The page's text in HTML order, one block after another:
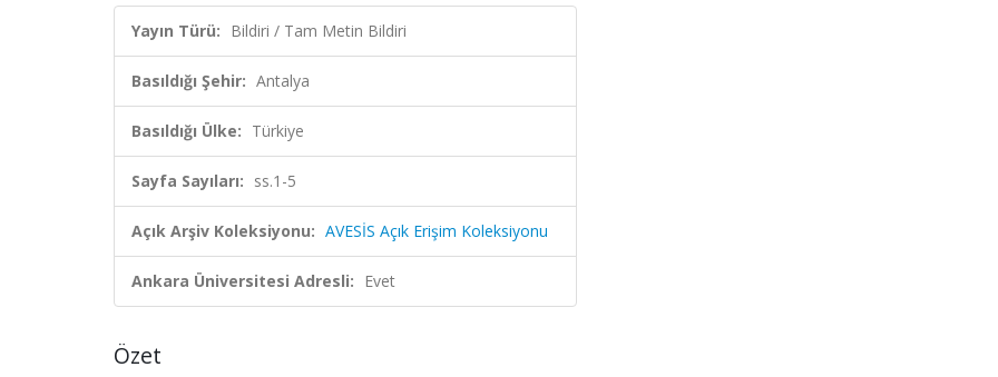
Yayın Türü: Bildiri / Tam Metin Bildiri
Basıldığı Şehir: Antalya
Basıldığı Ülke: Türkiye
Sayfa Sayıları: ss.1-5
Açık Arşiv Koleksiyonu: AVESİS Açık Erişim Koleksiyonu
Ankara Üniversitesi Adresli: Evet
Özet